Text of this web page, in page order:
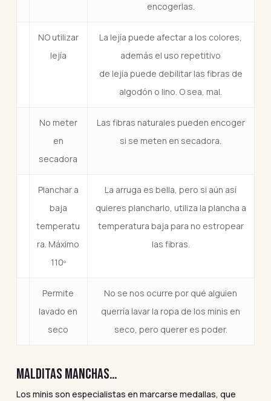
encogerlas.
NO utilizar
lejía
La lejía puede afectar a los colores,
además el uso repetitivo
de lejía puede debilitar las fibras de
algodón o lino. O sea, mal.
No meter
en
secadora
Las fibras naturales pueden encoger
si se meten en secadora.
Planchar a
baja
temperatu
ra. Máximo
110º
La arruga es bella, pero si aún así
quieres plancharlo, utiliza la plancha a
temperatura baja para no estropear
las fibras.
Permite
lavado en
seco
No se nos ocurre por qué alguien
querría lavar la ropa de los minis en
seco, pero querer es poder.
MALDITAS MANCHAS…
Los minis son especialistas en marcarse medallas, que